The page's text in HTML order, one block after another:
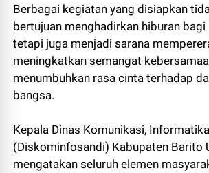
Berbagai kegiatan yang disiapkan
bertujuan menghadirkan hiburan
tetapi juga menjadi sarana
meningkatkan semangat
menumbuhkan rasa cinta terhadap
bangsa.
Kepala Dinas Komunikasi,
(Diskominfosandi) Kabupaten Barito
mengatakan seluruh elemen